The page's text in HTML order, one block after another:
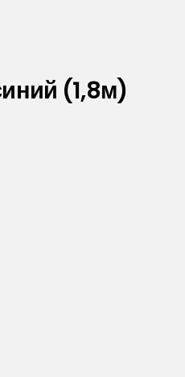
(1,8м)